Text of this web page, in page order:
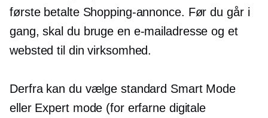
første betalte Shopping-annonce. Før du går i
gang, skal du bruge en e-mailadresse og et
websted til din virksomhed.
Derfra kan du vælge standard Smart Mode
eller Expert mode (for erfarne digitale